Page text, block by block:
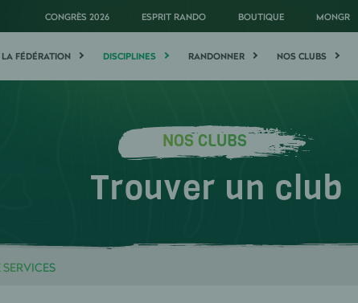
CONGRÈS 2026 ESPRIT RANDO BOUTIQUE MONGR
LA FÉDÉRATION DISCIPLINES RANDONNER NOS CLUBS
NOS CLUBS
Trouver un club